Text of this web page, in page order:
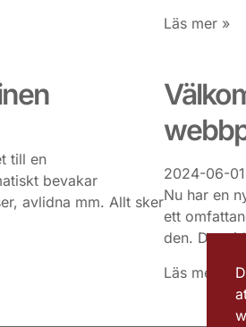
Läs mer »
till en
bevakar
avlidna mm. Allt sker
2024-06-01
Nu har en
ett
den. Den
Läs mer »